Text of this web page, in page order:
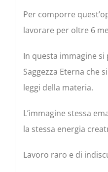
Per comporre
lavorare per oltre 6
In questa immagine si
Saggezza Eterna che
leggi della materia.
L’immagine stessa
la stessa energia
Lavoro raro e di